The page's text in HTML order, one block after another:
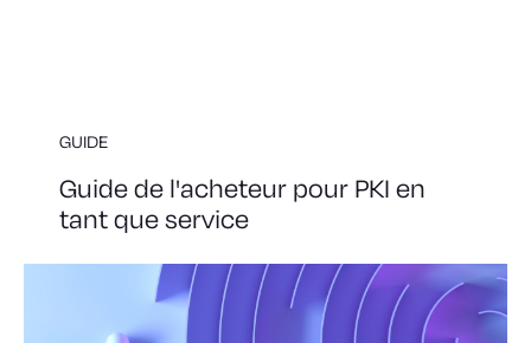
GUIDE
Guide de l'acheteur pour PKI en
tant que service